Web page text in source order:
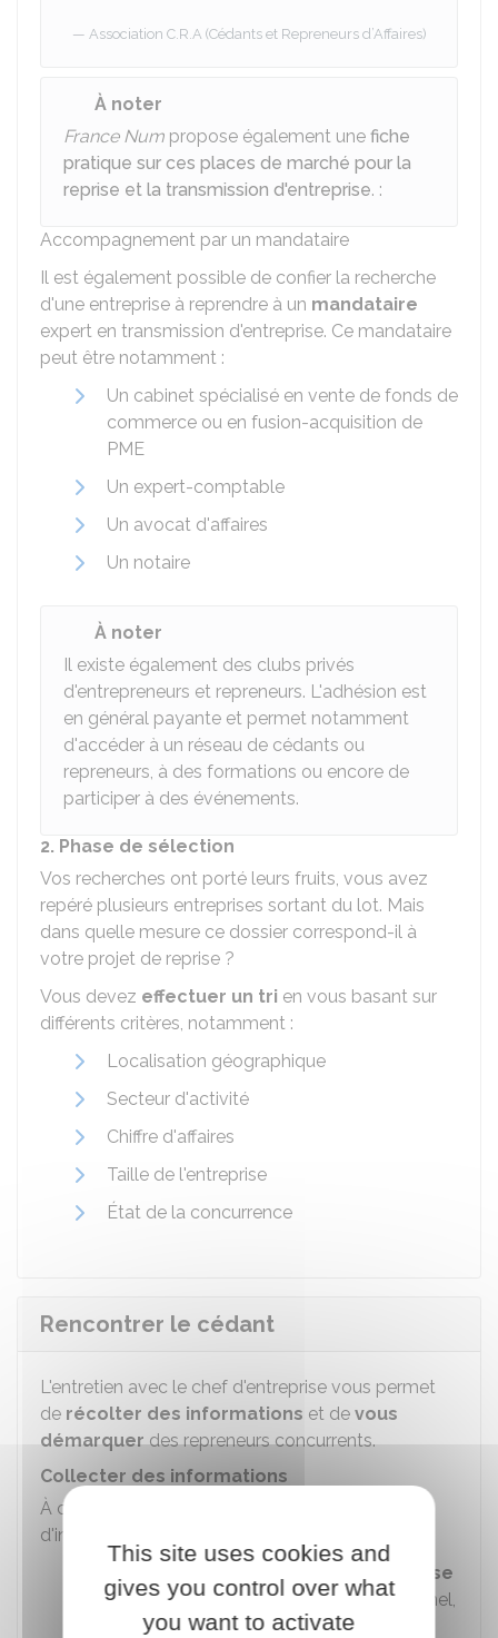
Association C.R.A (Cédants et Repreneurs d’Affaires)
À noter
France Num propose également une fiche
pratique sur ces places de marché pour la
reprise et la transmission d'entreprise. :
Accompagnement par un mandataire
Il est également possible de confier la recherche
d'une entreprise à reprendre à un mandataire
expert en transmission d'entreprise. Ce mandataire
peut être notamment :
Un cabinet spécialisé en vente de fonds de
commerce ou en fusion-acquisition de
PME
Un expert-comptable
Un avocat d'affaires
Un notaire
À noter
Il existe également des clubs privés
d'entrepreneurs et repreneurs. L'adhésion est
en général payante et permet notamment
d'accéder à un réseau de cédants ou
repreneurs, à des formations ou encore de
participer à des événements.
2. Phase de sélection
Vos recherches ont porté leurs fruits, vous avez
repéré plusieurs entreprises sortant du lot. Mais
dans quelle mesure ce dossier correspond-il à
votre projet de reprise ?
Vous devez effectuer un tri en vous basant sur
différents critères, notamment :
Localisation géographique
Secteur d'activité
Chiffre d'affaires
Taille de l'entreprise
État de la concurrence
Rencontrer le cédant
L'entretien avec le chef d'entreprise vous permet
de récolter des informations et de vous
démarquerdes repreneurs concurrents.
Collecter des informations
À ce stade, vous devez obtenir un maximum
d'informations sur l'entreprise :
Présentation détaillée de l'entreprise
: activité, taille, chiffres d'affaires, personnel,
potentiel de développement, outils de
This site uses cookies and
gives you control over what
you want to activate